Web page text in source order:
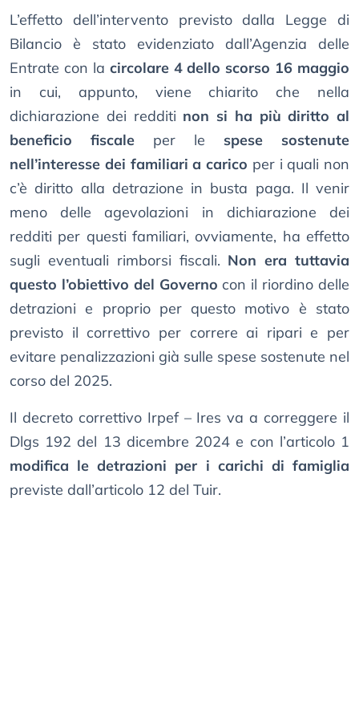
L’effetto dell’intervento previsto dalla Legge di
Bilancio è stato evidenziato dall’Agenzia delle
Entrate con la circolare 4 dello scorso 16 maggio
in cui, appunto, viene chiarito che nella
dichiarazione dei redditi non si ha più diritto al
beneficio fiscale per le spese sostenute
nell’interesse dei familiari a carico per i quali non
c’è diritto alla detrazione in busta paga. Il venir
meno delle agevolazioni in dichiarazione dei
redditi per questi familiari, ovviamente, ha effetto
sugli eventuali rimborsi fiscali. Non era tuttavia
questo l’obiettivo del Governo con il riordino delle
detrazioni e proprio per questo motivo è stato
previsto il correttivo per correre ai ripari e per
evitare penalizzazioni già sulle spese sostenute nel
corso del 2025.
Il decreto correttivo Irpef – Ires va a correggere il
Dlgs 192 del 13 dicembre 2024 e con l’articolo 1
modifica le detrazioni per i carichi di famiglia
previste dall’articolo 12 del Tuir.